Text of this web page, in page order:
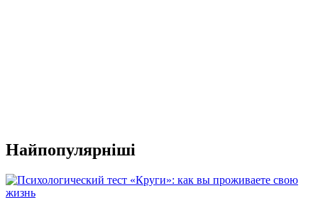
Найпопулярніші